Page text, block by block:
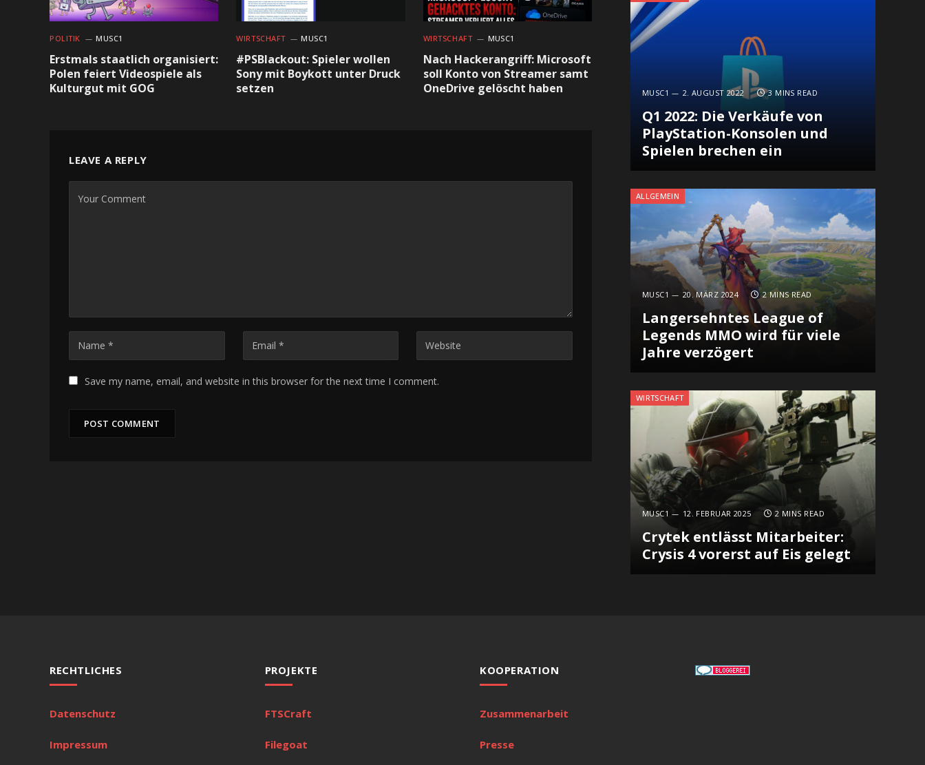
POLITIK MUSC1
Erstmals staatlich organisiert:
Polen feiert Videospiele als
Kulturgut mit GOG
WIRTSCHAFT MUSC1
#PSBlackout: Spieler wollen
Sony mit Boykott unter Druck
setzen
WIRTSCHAFT MUSC1
Nach Hackerangriff: Microsoft
soll Konto von Streamer samt
OneDrive gelöscht haben
LEAVE A REPLY
Save my name, email, and website in this browser for the next time I comment.
MUSC1 2. AUGUST 2022 3 MINS READ
Q1 2022: Die Verkäufe von
PlayStation-Konsolen und
Spielen brechen ein
ALLGEMEIN
MUSC1 20. MÄRZ 2024 2 MINS READ
Langersehntes League of
Legends MMO wird für viele
Jahre verzögert
WIRTSCHAFT
MUSC1 12. FEBRUAR 2025 2 MINS READ
Crytek entlässt Mitarbeiter:
Crysis 4 vorerst auf Eis gelegt
RECHTLICHES
Datenschutz
Impressum
PROJEKTE
FTSCraft
Filegoat
KOOPERATION
Zusammenarbeit
Presse